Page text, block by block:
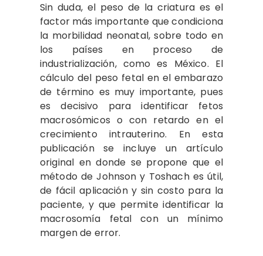
Sin duda, el peso de la criatura es el
factor más importante que condiciona
la morbilidad neonatal, sobre todo en
los países en proceso de
industrialización, como es México. El
cálculo del peso fetal en el embarazo
de término es muy importante, pues
es decisivo para identificar fetos
macrosómicos o con retardo en el
crecimiento intrauterino. En esta
publicación se incluye un artículo
original en donde se propone que el
método de Johnson y Toshach es útil,
de fácil aplicación y sin costo para la
paciente, y que permite identificar la
macrosomía fetal con un mínimo
margen de error.